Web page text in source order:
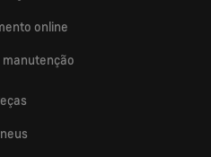
online
manutenção